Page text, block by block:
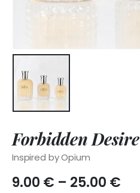
Forbidden Desire
Inspired by Opium
9.00 € – 25.00 €